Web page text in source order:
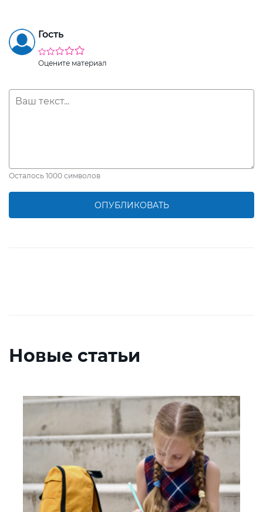
Гость
Оцените материал
Осталось 1000 символов
ОПУБЛИКОВАТЬ
Новые статьи